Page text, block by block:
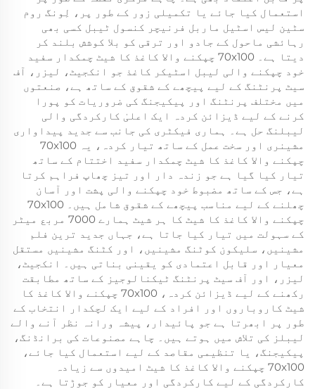
استعمال کیا جائے یا تکمیلی زور کے طور پر، لِونگ روم
سٹین لیس اسٹیل ماربل فرنیچر کنسول ٹیبل کسی بھی
رہائشی ماحول کے جادو اور ترقی کو بلا کوشش بلند کر
دیتا ہے۔ 70x100 چپکنے والا کاغذ کا شیٹ چمکدار سفید
خود چپکنے والی لیبل اسٹیکر کاغذ جو انکجیٹ، لیزر، آف
سیٹ پرنٹنگ کے لیے پیچھے کے شقوق کے ساتھ ہے، صنعتوں
میں مختلف پرنٹنگ اور پیکیجنگ کی ضروریات کو پورا
کرنے کے لیے ڈیزائن کردہ ایک اعلیٰ کارکردگی والی
لیبلنگ حل ہے۔ ہماری فیکٹری کی جانب سے جدید پیداواری
مشینری اور سخت عمل کے ساتھ تیار کردہ، یہ 70x100
چپکنے والا کاغذ کا شیٹ چمکدار سفید اختتام کے ساتھ
تیار کیا گیا ہے جو زندہ دار اور تیز چھاپ فراہم کرتا
ہے، جس کے ساتھ مضبوط خود چپکنے والی پشت اور آسان
چھلنے کے لیے مناسب پیچھے کے شقوق شامل ہیں۔ 70x100
چپکنے والا کاغذ کا شیٹ کا ہر شیٹ ہمارے 7000 مربع میٹر
کے سہولت میں تیار کیا جاتا ہے، جہاں جدید ترین فلم
مشینیں، سلیکون کوٹنگ مشینیں، اور کٹنگ مشینیں مستقل
معیار اور قابل اعتمادی کو یقینی بناتی ہیں۔ انکجیٹ،
لیزر، اور آف سیٹ پرنٹنگ ٹیکنالوجیز کے ساتھ مطابقت
رکھنے کے لیے ڈیزائن کردہ، 70x100 چپکنے والا کاغذ کا
شیٹ کاروباروں اور افراد کے لیے ایک لچکدار انتخاب کے
طور پر ابھرتا ہے جو پائیدار، پیشہ ورانہ نظر آنے والے
لیبلز کی تلاش میں ہوتے ہیں۔ چاہے مصنوعات کی برانڈنگ،
پیکیجنگ، یا تنظیمی مقاصد کے لیے استعمال کیا جائے،
70x100 چپکنے والا کاغذ کا شیٹ امیدوں سے زیادہ
کارکردگی کے لیے کارکردگی اور معیار کو جوڑتا ہے۔